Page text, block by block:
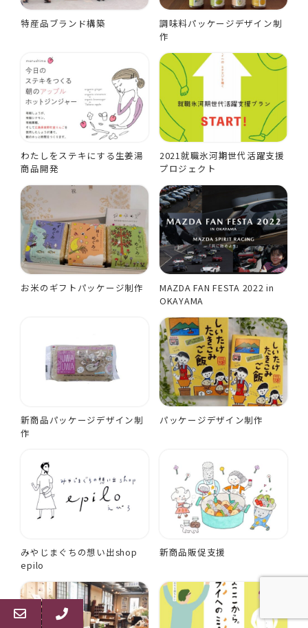
特産品ブランド構築
調味料パッケージデザイン制
作
わたしをステキにする生姜湯
商品開発
2021就職氷河期世代活躍支援
プロジェクト
お米のギフトパッケージ制作
MAZDA FAN FESTA 2022 in
OKAYAMA
新商品パッケージデザイン制
作
パッケージデザイン制作
みやじまぐちの想い出shop
epilo
新商品販促支援